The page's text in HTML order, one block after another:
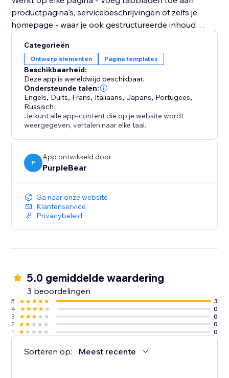
productpagina's, servicebeschrijvingen of zelfs je
homepage - waar je ook gestructureerde inhoud
Maak moeiteloos tabbladenindelingen voor
productpagina's, veelgestelde vragen en meer.
Presenteer gedetailleerde informatie in een schone,
gebruiksvriendelijke indeling om de navigatie te
verbeteren. Kies tussen horizontale of verticale lay-
outs, pas tabbladbreedtes aan en personaliseer elk
element met gemak met intuïtieve slepen-en-
productbeschrijvingen en paginavormgeving,
bespaart tijd en verhoogt tegelijkertijd de
klantbetrokkenheid en tevredenheid.
Categorieën
Ontwerp elementen Pagina templates
Beschikbaarheid:
Deze app is wereldwijd beschikbaar.
Ondersteunde talen:
Engels, Duits, Frans, Italiaans, Japans, Portugees,
Russisch
Je kunt alle app-content die op je website wordt
weergegeven, vertalen naar elke taal.
P
App ontwikkeld door
PurpleBear
Ga naar onze website
Klantenservice
Privacybeleid
5.0 gemiddelde waardering
3 beoordelingen
5
3
4
0
3
0
2
0
1
0
Sorteren op: Meest recente